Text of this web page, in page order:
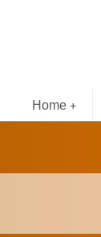
+
Home